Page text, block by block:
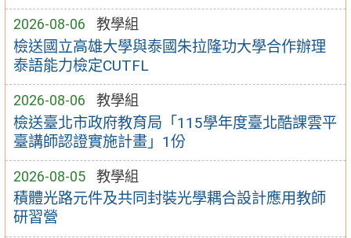
2026-08-06 教學組
檢送國立高雄大學與泰國朱拉隆功大學合作辦理
泰語能力檢定CUTFL
2026-08-06 教學組
檢送臺北市政府教育局「115學年度臺北酷課雲平
臺講師認證實施計畫」1份
2026-08-05 教學組
積體光路元件及共同封裝光學耦合設計應用教師
研習營